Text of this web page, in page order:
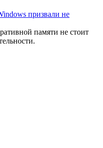
призвали не
памяти не стоит